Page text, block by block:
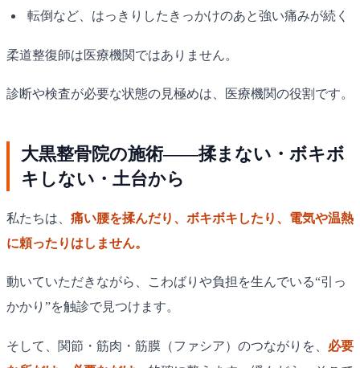
転倒など、はっきりしたきっかけのあと強い痛みが続く
柔道整復師は医療機関ではありません。
診断や検査が必要な状態の見極めは、医療機関の役割です。
大黒整骨院の施術——揉まない・ボキボ
キしない・土台から
私たちは、 痛い腰を揉んだり、ボキボキしたり、電気や温熱
に頼ったりはしません。
動いていただきながら、こわばりや負担を生んでいる“引っ
かかり”を触診で見つけます。
そして、関節・筋肉・筋膜（ファシア）のつながりを、 必要